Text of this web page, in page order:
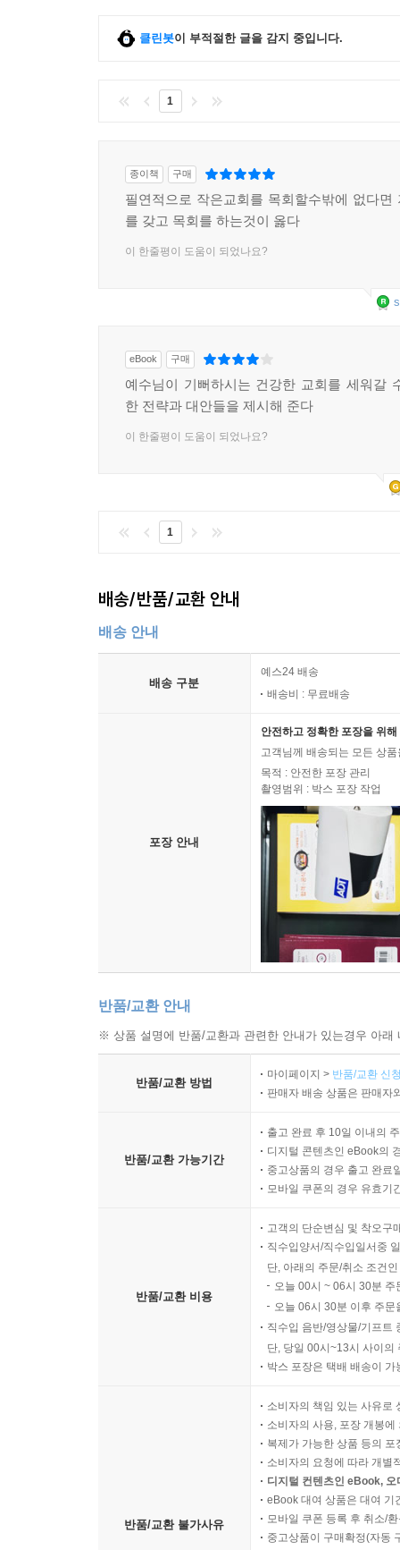
클린봇이 부적절한 글을 감지 중입니다.
1
종이책 구매
필연적으로 작은교회를 목회할수밖에 없다면
를 갖고 목회를 하는것이 옳다
이 한줄평이 도움이 되었나요?
eBook 구매
예수님이 기뻐하시는 건강한 교회를 세워갈
한 전략과 대안들을 제시해 준다
이 한줄평이 도움이 되었나요?
1
배송/반품/교환 안내
배송 안내
배송 구분
예스24 배송
배송비 : 무료배송
포장 안내
안전하고 정확한 포장을 위
고객님께 배송되는 모든 상
목적 : 안전한 포장 관리
촬영범위 : 박스 포장 작업
반품/교환 안내
※ 상품 설명에 반품/교환과 관련한 안내가 있는경우 아
반품/교환 방법
마이페이지 > 반품/교환 신
판매자 배송 상품은 판매자
반품/교환 가능기간
출고 완료 후 10일 이내의
디지털 콘텐츠인 eBook의
중고상품의 경우 출고 완료
모바일 쿠폰의 경우 유효기
반품/교환 비용
고객의 단순변심 및 착오구
직수입양서/직수입일서중
단, 아래의 주문/취소 조건
오늘 00시 ~ 06시 30분
오늘 06시 30분 이후 주
직수입 음반/영상물/기프트
단, 당일 00시~13시 사이의
박스 포장은 택배 배송이
반품/교환 불가사유
소비자의 책임 있는 사유로
소비자의 사용, 포장 개봉
복제가 가능한 상품 등의
소비자의 요청에 따라 개별
디지털 컨텐츠인 eBook,
eBook 대여 상품은 대여 기
모바일 쿠폰 등록 후 취소/
중고상품이 구매확정(자동